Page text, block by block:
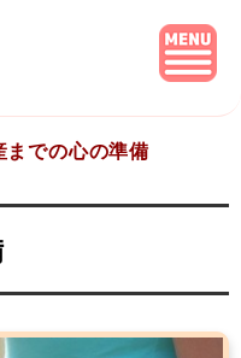
までの心の準備